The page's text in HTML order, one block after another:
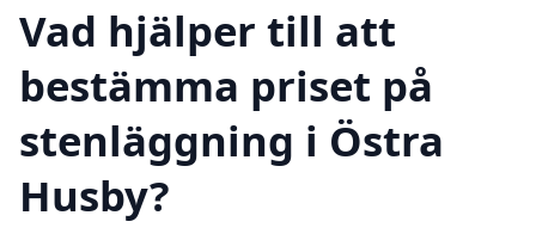
Vad hjälper till att
bestämma priset på
stenläggning i Östra
Husby?